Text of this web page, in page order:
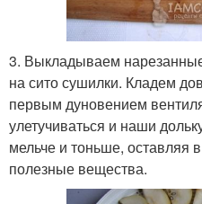
3. Выкладываем
на сито сушилки. Кладем
первым дуновением
улетучиваться и наши
мельче и тоньше, оставляя
полезные вещества.